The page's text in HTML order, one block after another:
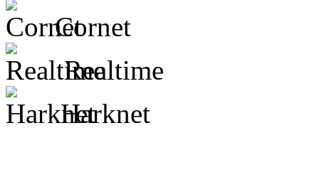
Cornet
Realtime
Harknet